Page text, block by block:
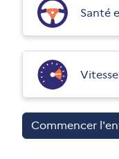
Santé
Vitesse
Commencer